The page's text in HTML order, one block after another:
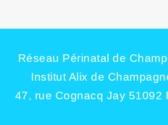
Réseau Périnatal de
Institut Alix de
47, rue Cognacq Jay 51092